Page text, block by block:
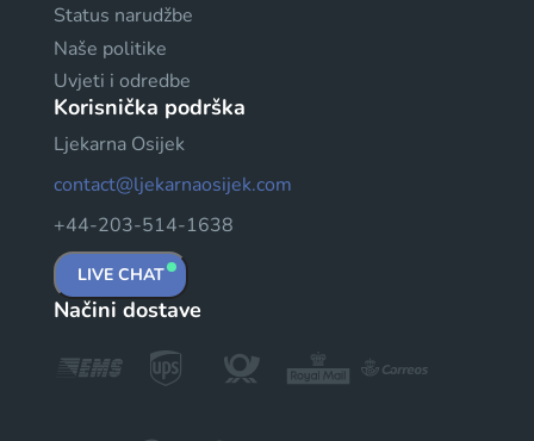
Status narudžbe
Naše politike
Uvjeti i odredbe
Korisnička podrška
Ljekarna Osijek
contact@ljekarnaosijek.com
+44-203-514-1638
LIVE CHAT
Načini dostave